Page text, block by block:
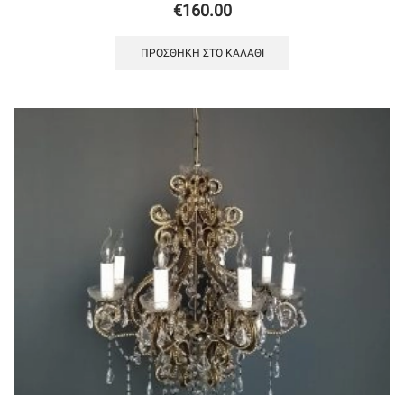
€160.00
ΠΡΟΣΘΉΚΗ ΣΤΟ ΚΑΛΆΘΙ